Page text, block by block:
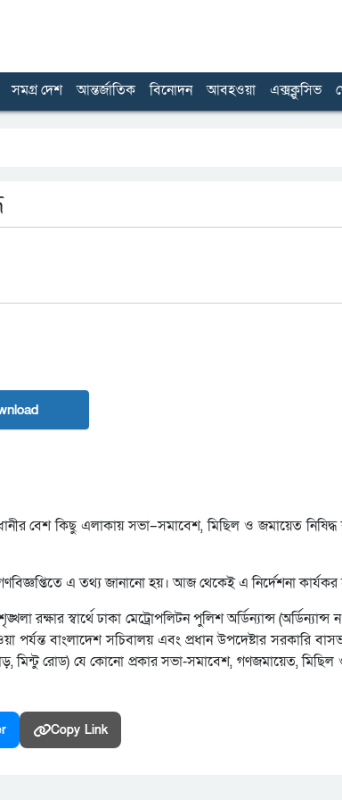
সমগ্র দেশ আন্তর্জাতিক বিনোদন আবহওয়া এক্সক্লুসিভ
বেশ কিছু এলাকায় সভা–সমাবেশ, মিছিল ও জমায়েত নিষিদ্ধ
এ তথ্য জানানো হয়। আজ থেকেই এ নির্দেশনা কার্যকর
রক্ষার স্বার্থে ঢাকা মেট্রোপলিটন পুলিশ অর্ডিন্যান্স
পর্যন্ত বাংলাদেশ সচিবালয় এবং প্রধান উপদেষ্টার সরকারি
মিন্টু রোড) যে কোনো প্রকার সভা-সমাবেশ, গণজমায়েত, মিছিল
Copy Link